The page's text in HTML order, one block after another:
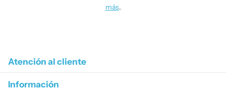
más.
Atención al cliente
Información